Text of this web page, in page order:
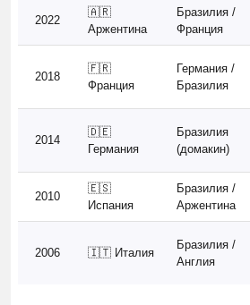
2022
🇦🇷
Аржентина
Бразилия /
Франция
2018
🇫🇷
Франция
Германия /
Бразилия
2014
🇩🇪
Германия
Бразилия
(домакин)
2010
🇪🇸
Испания
Бразилия /
Аржентина
2006 🇮🇹 Италия
Бразилия /
Англия